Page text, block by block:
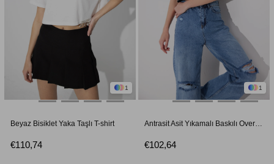
1
Beyaz Bisiklet Yaka Taşlı T-shirt
€110,74
1
€102,64